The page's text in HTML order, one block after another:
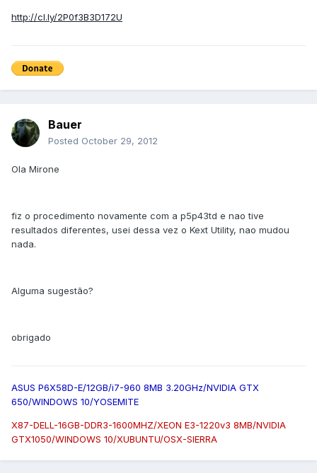
http://cl.ly/2P0f3B3D172U
Bauer
Posted October 29, 2012
Ola Mirone
fiz o procedimento novamente com a p5p43td e nao tive
resultados diferentes, usei dessa vez o Kext Utility, nao mudou
nada.
Alguma sugestão?
obrigado
ASUS P6X58D-E/12GB/i7-960 8MB 3.20GHz/NVIDIA GTX
650/WINDOWS 10/YOSEMITE
X87-DELL-16GB-DDR3-1600MHZ/XEON E3-1220v3 8MB/NVIDIA
GTX1050/WINDOWS 10/XUBUNTU/OSX-SIERRA